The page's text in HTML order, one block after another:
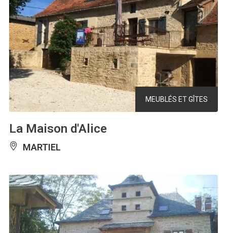
MEUBLÉS ET GÎTES
La Maison d'Alice
MARTIEL